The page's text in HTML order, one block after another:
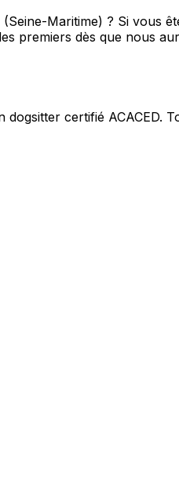
Maritime) ? Si vous
premiers dès que nous
certifié ACACED.